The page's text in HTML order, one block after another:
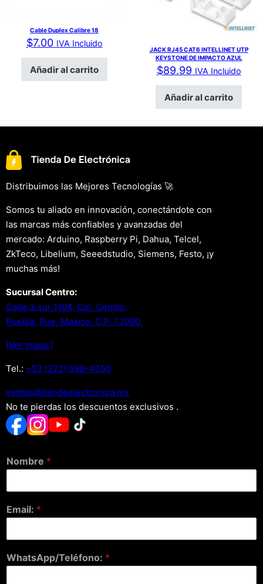
Cable Duplex Calibre 18
$7.00 IVA Incluido
Añadir al carrito
JACK RJ45 CAT6 INTELLINET UTP
KEYSTONE DE IMPACTO AZUL
$89.99 IVA Incluido
Añadir al carrito
Distribuimos las Mejores Tecnologías 🚀
Somos tu aliado en innovación, conectándote con
las marcas más confiables y avanzadas del
mercado: Arduino, Raspberry Pi, Dahua, Telcel,
ZkTeco, Libelium, Seeedstudio, Siemens, Festo, ¡y
muchas más!
Sucursal Centro:
Calle 3 sur 1104, Col. Centro.
Puebla, Pue. Mexico. C.P. 72000.
[Ver mapa.]
Tel.: +52 (222) 598-4350
xm.acinortceleedneit@satnev
No te pierdas los descuentos exclusivos .
Nombre *
Email: *
WhatsApp/Teléfono: *